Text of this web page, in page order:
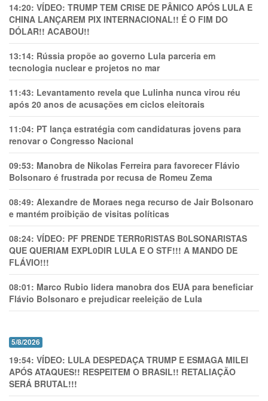
14:20: VÍDEO: TRUMP TEM CRlSE DE PÂNlCO APÓS LULA E
CHINA LANÇAREM PIX INTERNACIONAL!! É O FIM DO
DÓLAR!! ACABOU!!
13:14: Rússia propõe ao governo Lula parceria em
tecnologia nuclear e projetos no mar
11:43: Levantamento revela que Lulinha nunca virou réu
após 20 anos de acusações em ciclos eleitorais
11:04: PT lança estratégia com candidaturas jovens para
renovar o Congresso Nacional
09:53: Manobra de Nikolas Ferreira para favorecer Flávio
Bolsonaro é frustrada por recusa de Romeu Zema
08:49: Alexandre de Moraes nega recurso de Jair Bolsonaro
e mantém proibição de visitas políticas
08:24: VÍDEO: PF PRENDE TERR0RlSTAS B0LSONARlSTAS
QUE QUERIAM EXPL0DlR LULA E O STF!!! A MANDO DE
FLÁVIO!!!
08:01: Marco Rubio lidera manobra dos EUA para beneficiar
Flávio Bolsonaro e prejudicar reeleição de Lula
5/8/2026
19:54: VÍDEO: LULA DESPEDAÇA TRUMP E ESMAGA MILEI
APÓS ATAQUES!! RESPEITEM O BRASIL!! RETALIAÇÃO
SERÁ BRUTAL!!!